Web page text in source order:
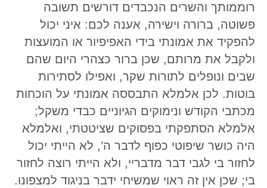
רוממותך והשרים הנכבדים דורשים תשובה
פשוטה, ברורה וישירה, אענה לכם: איני יכול
להפקיד את אמונתי בידי האפיפיור או המועצות
ולקבל את מרותם, שכן ברור כצהרי היום שהם
שבים ונופלים לתורות שקר, ואפילו לסתירות
בוטות. לכן אלמלא התבססה אמונתי על הוכחות
מכתבי הקודש ונימוקים הגיוניים כבדי משקל;
אלמלא הסתפקתי בפסוקים שציטטתי, ואלמלא
היה כושר שיפוטי כפוף לדבר ה’, לא הייתי יכול
לחזור בי לגבי דבר מדבריי, ולא הייתי רוצה לחזור
בי; שכן אין זה ראוי שמשיחי ידבר בניגוד למצפונו.